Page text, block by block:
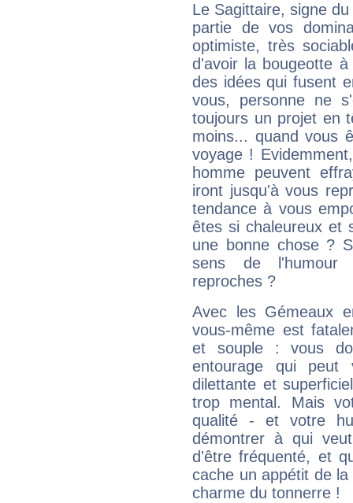
Le Sagittaire, signe
partie de vos
optimiste, très
d'avoir la bougeotte
des idées qui fusent
vous, personne ne
toujours un projet en
moins... quand vous
voyage !
homme peuvent
iront jusqu'à vous
tendance à vous
êtes si chaleureux et
une bonne chose ?
sens de l'humour
reproches ?
Avec les Gémeaux
vous-même est
et souple : vous
entourage qui
dilettante et
trop mental. Mais
qualité - et votre
démontrer à qui
d'être fréquenté, et
cache un appétit de
charme du tonnerre !